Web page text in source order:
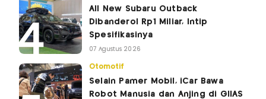
All New Subaru Outback
Dibanderol Rp1 Miliar, Intip
Spesifikasinya
07 Agustus 2026
Otomotif
Selain Pamer Mobil, iCar Bawa
Robot Manusia dan Anjing di GIIAS